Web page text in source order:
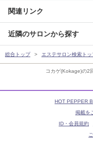
コカゲ(Kokage)の2
関連リンク
近隣のサロンから探す
総合トップ エステサロン検索トッ
HOT PEPPER
掲載を
ID・会員規約